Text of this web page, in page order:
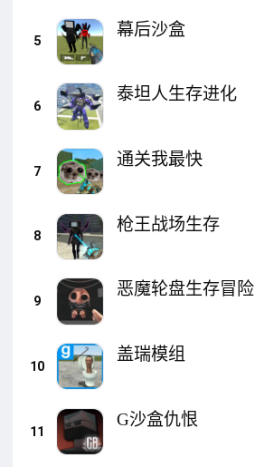
5
幕后沙盒
6
泰坦人生存进化
7
通关我最快
8
枪王战场生存
9
恶魔轮盘生存冒险
10
盖瑞模组
11
G沙盒仇恨